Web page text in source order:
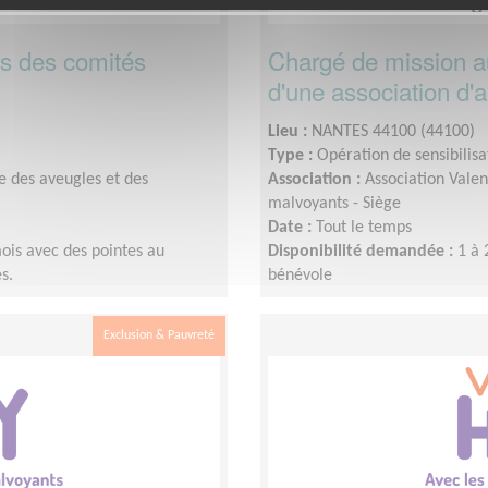
des comités
des aveugles et des
avec des pointes au
Chargé de mission
d'une association
Lieu : NANTES 44100 (44100)
Type : Opération de
Association : Association
malvoyants - Siège
Date :
Tout le temps
Disponibilité demandée : 1 à
bénévole
Exclusion & Pauvreté